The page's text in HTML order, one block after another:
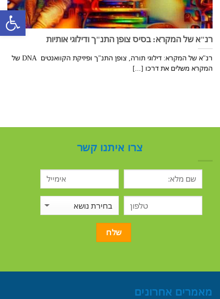
פתח
רנ"א של המקרא: בסיס צופן התנ"ך ודילוגי אותיות
רנ"א של המקרא: דילוגי תורה, צופן התנ"ך ופיזיקת הקוואנטים DNA של
המקרא משלים את דרכו [...]
צרו איתנו קשר
מאמרים אחרונים